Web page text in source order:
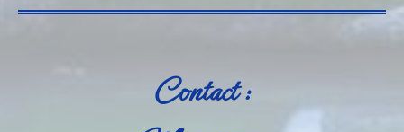
Contact :